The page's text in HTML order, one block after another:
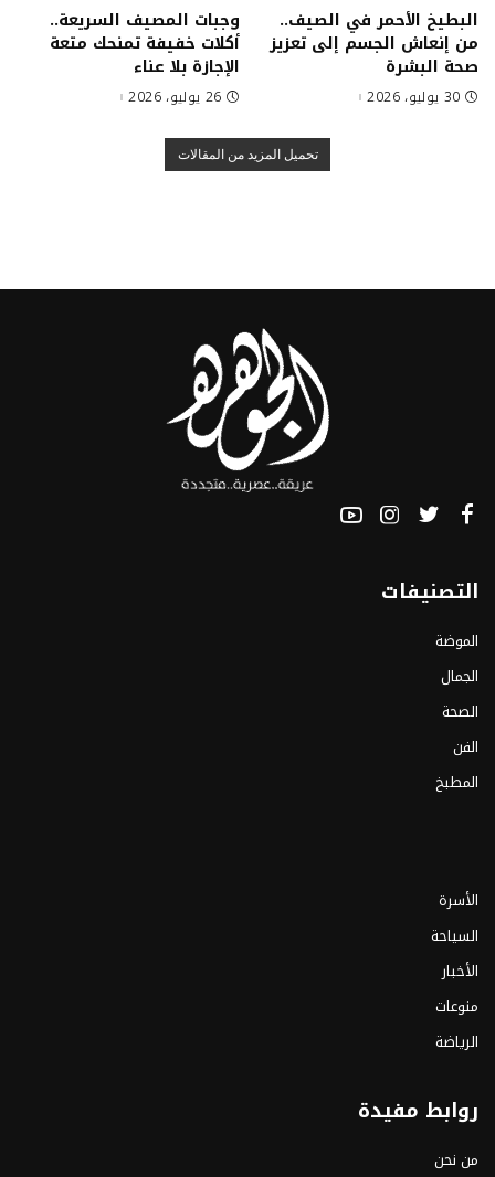
البطيخ الأحمر في الصيف..
من إنعاش الجسم إلى تعزيز
صحة البشرة
30 يوليو، 2026
وجبات المصيف السريعة..
أكلات خفيفة تمنحك متعة
الإجازة بلا عناء
26 يوليو، 2026
تحميل المزيد من المقالات
التصنيفات
الموضة
الجمال
الصحة
الفن
المطبخ
الأسرة
السياحة
الأخبار
منوعات
الرياضة
روابط مفيدة
من نحن